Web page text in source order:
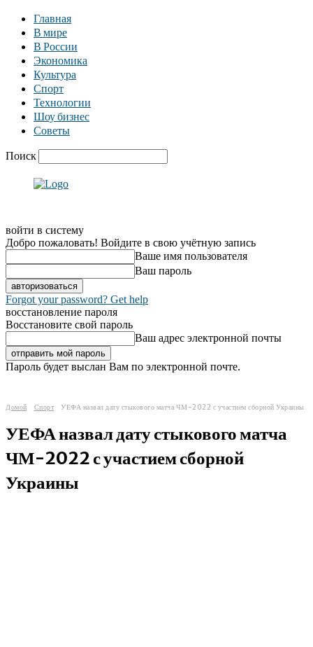
Главная
В мире
В России
Экономика
Культура
Спорт
Технологии
Шоу бизнес
Советы
Поиск
войти в систему
Добро пожаловать! Войдите в свою учётную запись
Ваше имя пользователя
Ваш пароль
Forgot your password? Get help
восстановление пароля
Восстановите свой пароль
Ваш адрес электронной почты
Пароль будет выслан Вам по электронной почте.
Домой Спорт УЕФА назвал дату стыкового матча ЧМ-2022 с участием сборной Украины
УЕФА назвал дату стыкового матча
ЧМ-2022 с участием сборной
Украины